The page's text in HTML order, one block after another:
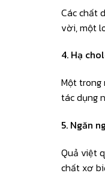
Các chất
vời, một
4. Hạ
Một
tác dụng
5. Ngăn
Quả việt
chất xơ